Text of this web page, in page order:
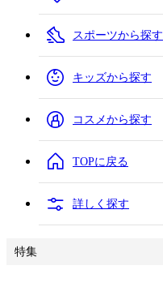
スポーツから探す
キッズから探す
コスメから探す
TOPに戻る
詳しく探す
特集